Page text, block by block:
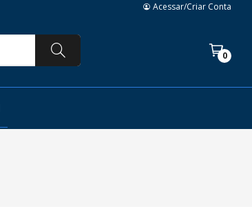
Acessar/Criar Conta
0